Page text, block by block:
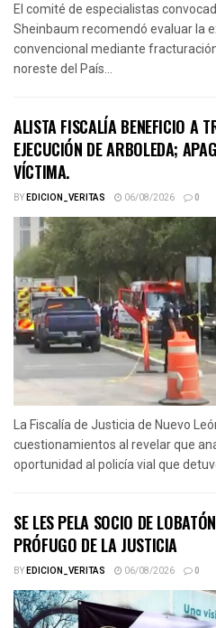
El comité de especialistas
Sheinbaum recomendó evaluar la
convencional mediante
noreste del País...
ALISTA FISCALÍA BENEFICIO A
EJECUCIÓN DE ARBOLEDA;
VÍCTIMA.
BYEDICION_VERITAS 06/08/2026 0
La Fiscalía de Justicia de Nuevo
cuestionamientos al revelar que
oportunidad al policía vial que
SE LES PELA SOCIO DE
PRÓFUGO DE LA JUSTICIA
BYEDICION_VERITAS 06/08/2026 0